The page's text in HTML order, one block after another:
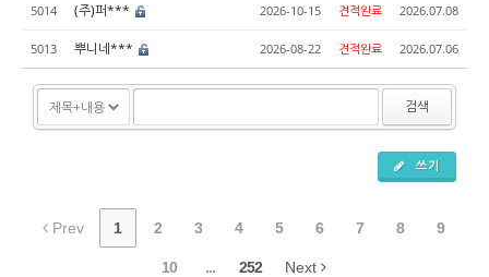
5014 (주)퍼*** 2026-10-15 견적완료 2026.07.08
5013 뿌니네*** 2026-08-22 견적완료 2026.07.06
검색
쓰기
Prev 1 2 3 4 5 6 7 8 9
10 ... 252 Next